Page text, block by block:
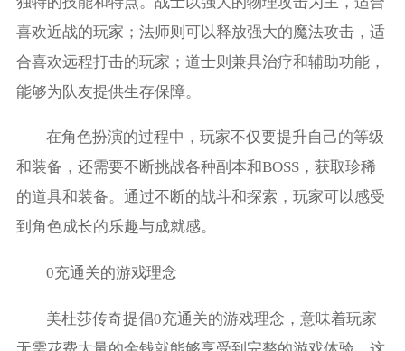
喜欢近战的玩家；法师则可以释放强大的魔法攻击，适
合喜欢远程打击的玩家；道士则兼具治疗和辅助功能，
能够为队友提供生存保障。
在角色扮演的过程中，玩家不仅要提升自己的等级
和装备，还需要不断挑战各种副本和BOSS，获取珍稀
的道具和装备。通过不断的战斗和探索，玩家可以感受
到角色成长的乐趣与成就感。
0充通关的游戏理念
美杜莎传奇提倡0充通关的游戏理念，意味着玩家